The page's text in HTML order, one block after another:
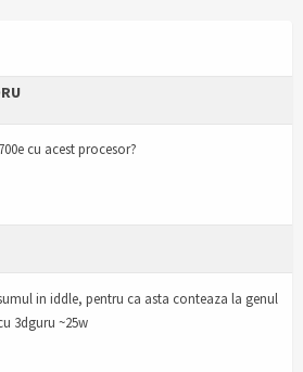
cu acest procesor?
in iddle, pentru ca asta conteaza la genul
3dguru ~25w